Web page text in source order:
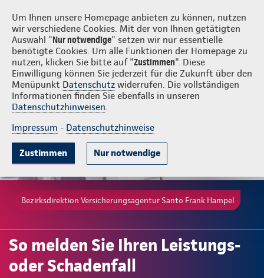
Um Ihnen unsere Homepage anbieten zu können, nutzen
wir verschiedene Cookies. Mit der von Ihnen getätigten
Auswahl "Nur notwendige" setzen wir nur essentielle
benötigte Cookies. Um alle Funktionen der Homepage zu
nutzen, klicken Sie bitte auf "Zustimmen". Diese
Einwilligung können Sie jederzeit für die Zukunft über den
Menüpunkt Datenschutz widerrufen. Die vollständigen
Informationen finden Sie ebenfalls in unseren
Datenschutzhinweisen.
Impressum - Datenschutzhinweise
Zustimmen Nur notwendige
Versicherungsagentur Santo Frank Hampel Login
Bezirksdirektion Versicherungsagentur Santo Frank Hampel
So melden Sie Ihren Leistungs-
oder Schadenfall